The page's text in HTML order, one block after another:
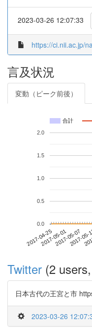
2023-03-26 12:07:33
https://ci.nii.ac.jp/
言及状況
変動（ピーク前後）
合計
2017-04-252017-05-012017-05-07
2017-
0.0
0.5
1.0
1.5
2.0
Twitter (2
日本古代の王宮と市
2023-03-26